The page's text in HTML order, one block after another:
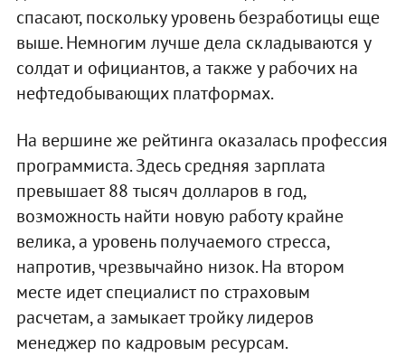
спасают, поскольку уровень безработицы еще
выше. Немногим лучше дела складываются у
солдат и официантов, а также у рабочих на
нефтедобывающих платформах.
На вершине же рейтинга оказалась профессия
программиста. Здесь средняя зарплата
превышает 88 тысяч долларов в год,
возможность найти новую работу крайне
велика, а уровень получаемого стресса,
напротив, чрезвычайно низок. На втором
месте идет специалист по страховым
расчетам, а замыкает тройку лидеров
менеджер по кадровым ресурсам.